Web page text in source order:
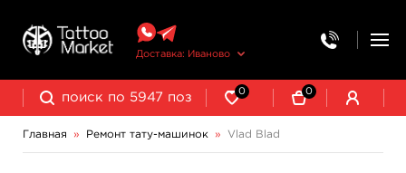
Доставка: Иваново
0 0
Главная » Ремонт тату-машинок » Vlad Blad